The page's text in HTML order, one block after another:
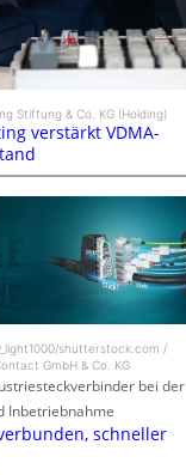
Stiftung & Co. KG (Holding)
verstärkt VDMA-
shutterstock.com /
GmbH & Co. KG
bei der
Inbetriebnahme
schneller